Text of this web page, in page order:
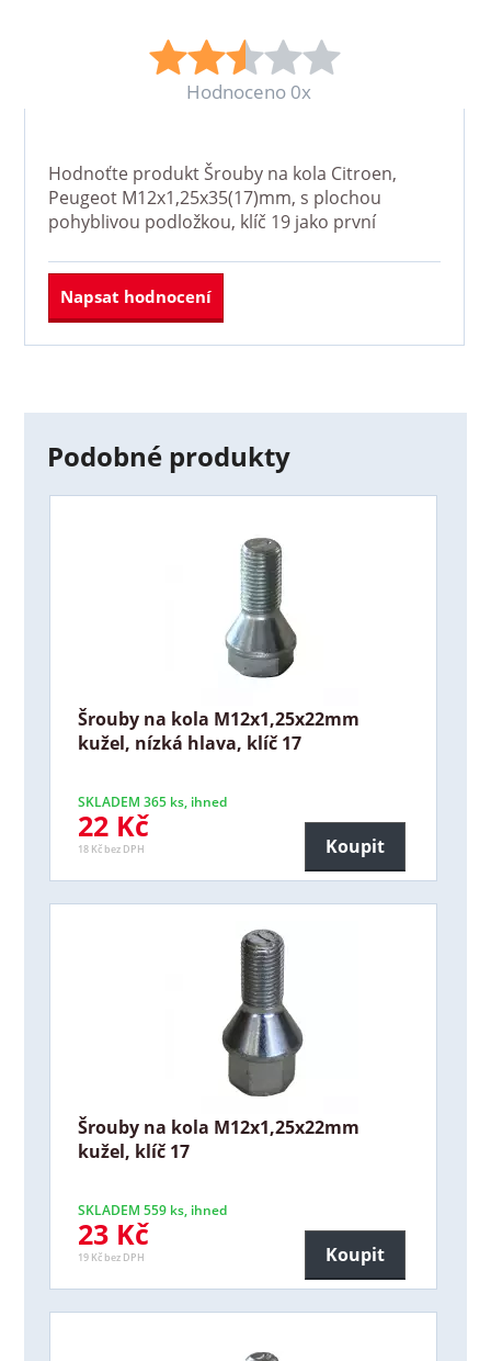
Hodnoceno 0x
Hodnoťte produktŠrouby na kola Citroen,
Peugeot M12x1,25x35(17)mm, s plochou
pohyblivou podložkou, klíč 19jako první
Napsat hodnocení
Podobné produkty
Šrouby na kola M12x1,25x22mm
kužel, nízká hlava, klíč 17
SKLADEM 365 ks, ihned
22 Kč
18 Kč bez DPH Koupit
Šrouby na kola M12x1,25x22mm
kužel, klíč 17
SKLADEM 559 ks, ihned
23 Kč
19 Kč bez DPH Koupit